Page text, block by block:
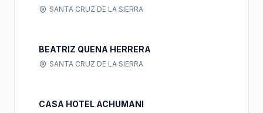
SANTA CRUZ DE LA SIERRA
BEATRIZ QUENA HERRERA
SANTA CRUZ DE LA SIERRA
CASA HOTEL ACHUMANI